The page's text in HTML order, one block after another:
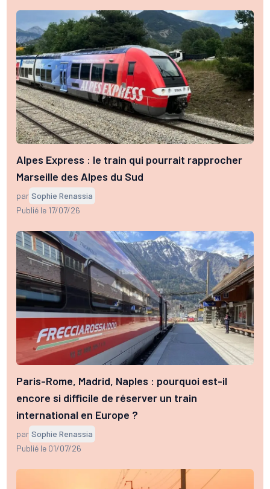
Alpes Express : le train qui pourrait rapprocher
Marseille des Alpes du Sud
par Sophie Renassia
Publié le 17/07/26
Paris-Rome, Madrid, Naples : pourquoi est-il
encore si difficile de réserver un train
international en Europe ?
par Sophie Renassia
Publié le 01/07/26